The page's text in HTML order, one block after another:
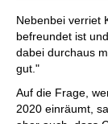
Nebenbei verriet
befreundet ist
dabei durchaus
gut."
Auf die Frage,
2020 einräumt,